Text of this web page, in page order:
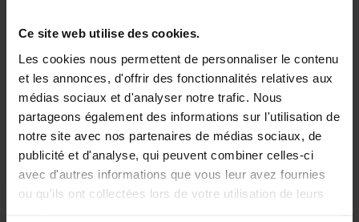
Ce site web utilise des cookies.
Les cookies nous permettent de personnaliser le contenu
et les annonces, d'offrir des fonctionnalités relatives aux
médias sociaux et d'analyser notre trafic. Nous
partageons également des informations sur l'utilisation de
notre site avec nos partenaires de médias sociaux, de
publicité et d'analyse, qui peuvent combiner celles-ci
avec d'autres informations que vous leur avez fournies
ou qu'ils ont collectées lors de votre utilisation de leurs
-
quantité
de
Affiches
recto-
verso
B3
(336
x
+